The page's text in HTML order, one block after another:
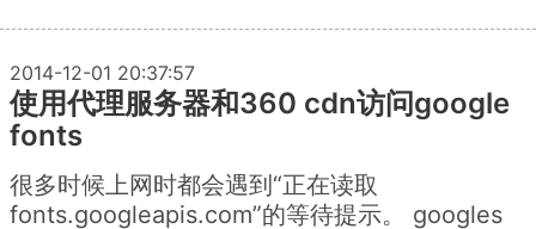
2014-12-01 20:37:57
使用代理服务器和360 cdn访问google
fonts
很多时候上网时都会遇到“正在读取
fonts.googleapis.com”的等待提示。 googles